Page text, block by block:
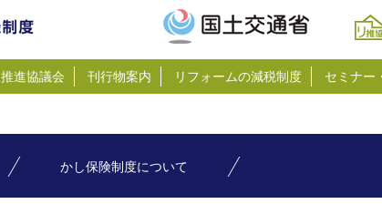
進協議会 刊行物案内 リフォームの減税制度 セミナー
かし保険制度について